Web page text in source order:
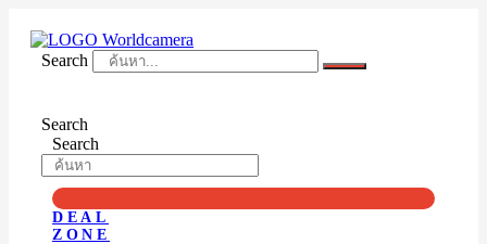
contentSearch
Search
Search
DEAL
ZONE